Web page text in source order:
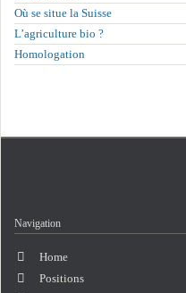
au
contenu
Où se situe la Suisse
L’agriculture bio ?
Homologation
Navigation
au
contenu
Home
Positions